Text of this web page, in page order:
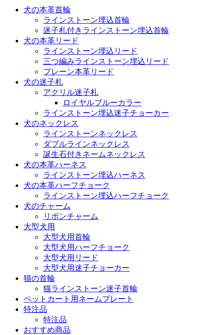
犬の本革首輪
ラインストーン埋込首輪
迷子札付きラインストーン埋込首輪
犬の本革リード
ラインストーン埋込リード
三つ編みラインストーン埋込リード
プレーン本革リード
犬の迷子札
アクリル迷子札
ロイヤルブルーカラー
ラインストーン埋込迷子チョーカー
犬のネックレス
ラインストーンネックレス
ダブルラインネックレス
誕生石付きネームネックレス
犬の本革ハーネス
ラインストーン埋込ハーネス
犬の本革ハーフチョーク
ラインストーン埋込ハーフチョーク
犬のチャーム
リボンチャーム
大型犬用
大型犬用首輪
大型犬用ハーフチョーク
大型犬用リード
大型犬用迷子チョーカー
猫の首輪
猫ラインストーン迷子首輪
ペットカート用ネームプレート
特注品
特注品
おすすめ商品